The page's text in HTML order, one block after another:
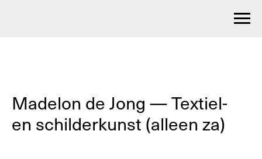
Madelon de Jong — Textiel-
en schilderkunst (alleen za)